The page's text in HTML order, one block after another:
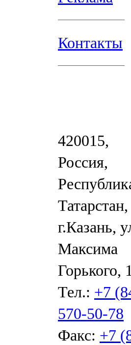
Контакты
420015,
Россия,
Татарстан,
г.Казань,
Максима
Горького,
Тел.: +7
570-50-78
Факс: +7